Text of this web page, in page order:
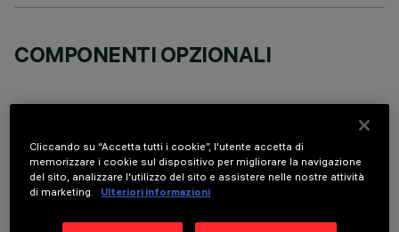
COMPONENTI OPZIONALI
DATI TECNICI
Cliccando su “Accetta tutti i cookie”, l'utente accetta di
memorizzare i cookie sul dispositivo per migliorare la navigazione
del sito, analizzare l'utilizzo del sito e assistere nelle nostre attività
di marketing.
Ulteriori informazioni